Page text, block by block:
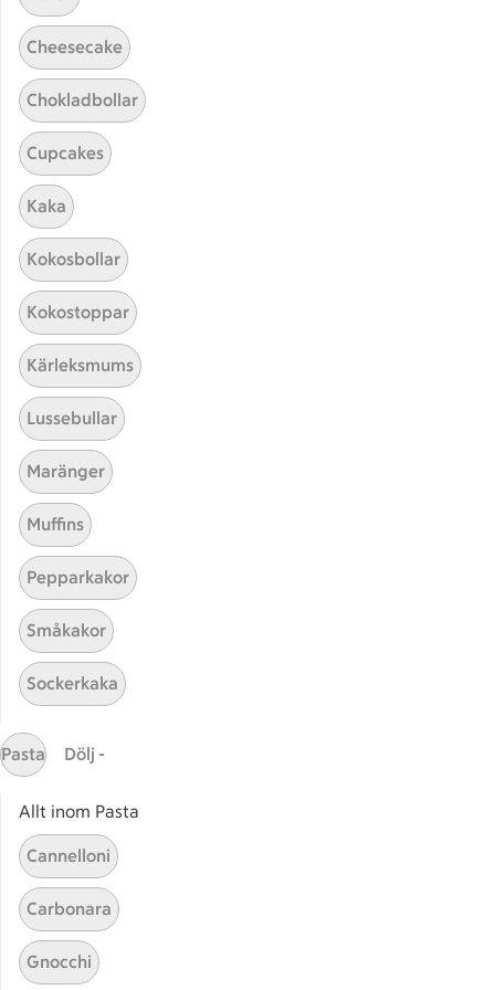
Hittade inget recept
Testa att söka på något nytt, eller ta bort något av
Scones
Här hittar du alla goda recept du har sparat och
Sidfot
Start
Cheesecake
Chokladbollar
Cupcakes
Kaka
Kokosbollar
Kokostoppar
Kärleksmums
Lussebullar
Maränger
Muffins
Pepparkakor
Småkakor
Sockerkaka
Pasta Dölj -
Allt inom Pasta
Cannelloni
Carbonara
Gnocchi